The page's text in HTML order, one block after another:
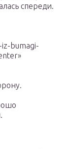
спереди.
bumagi-